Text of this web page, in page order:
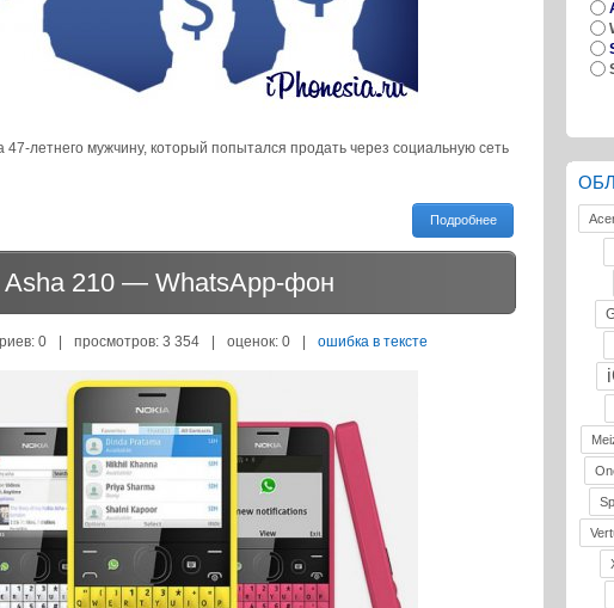
летнего мужчину, который попытался продать через социальную сеть
Подробнее
Asha 210 — WhatsApp-фон
0 | просмотров: 3 354 | оценок: 0 | ошибка в тексте